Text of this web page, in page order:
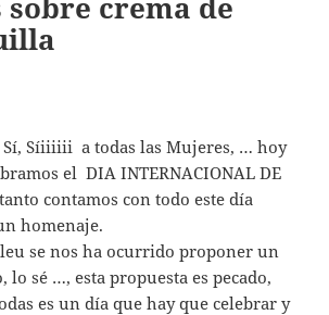
sobre crema de
Sí, Síiiiiii a todas las Mujeres, … hoy
el DIA INTERNACIONAL DE
contamos con todo este día
homenaje.
se nos ha ocurrido proponer un
sé …, esta propuesta es pecado,
es un día que hay que celebrar y